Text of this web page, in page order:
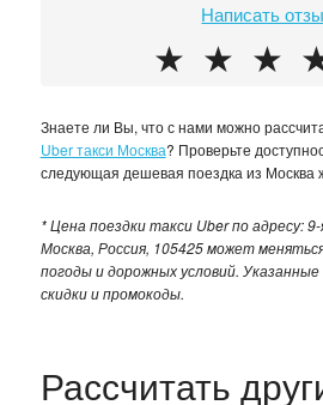
Написать
★
★
★
Знаете ли Вы, что с нами можно
Uber такси Москва? Проверьте
следующая дешевая поездка из Москва
* Цена поездки такси Uber по адресу:
Москва, Россия, 105425 может
погоды и дорожных условий.
скидки и промокоды.
Рассчитать